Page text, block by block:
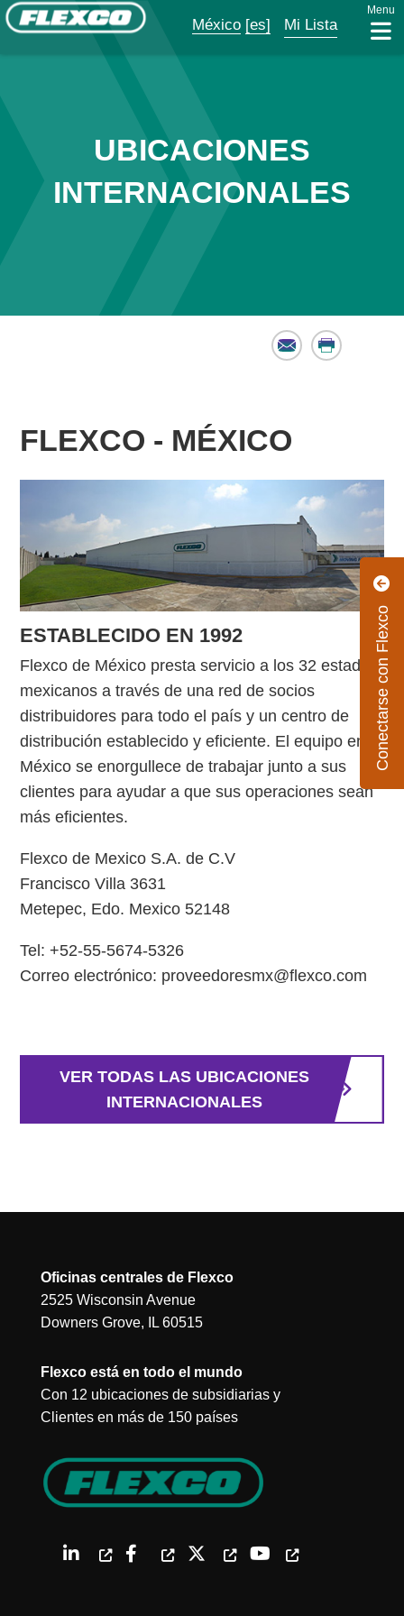
México [es] Mi Lista
Menu
Conectarse con Flexco
UBICACIONES
INTERNACIONALES
Email Print
FLEXCO - MÉXICO
ESTABLECIDO EN 1992
Flexco de México presta servicio a los 32 estados
mexicanos a través de una red de socios
distribuidores para todo el país y un centro de
distribución establecido y eficiente. El equipo en
México se enorgullece de trabajar junto a sus
clientes para ayudar a que sus operaciones sean
más eficientes.
Flexco de Mexico S.A. de C.V
Francisco Villa 3631
Metepec, Edo. Mexico 52148
Tel: +52-55-5674-5326
Correo electrónico: proveedoresmx@flexco.com
VER TODAS LAS UBICACIONES
INTERNACIONALES
Oficinas centrales de Flexco
2525 Wisconsin Avenue
Downers Grove, IL 60515
Flexco está en todo el mundo
Con 12 ubicaciones de subsidiarias y
Clientes en más de 150 países